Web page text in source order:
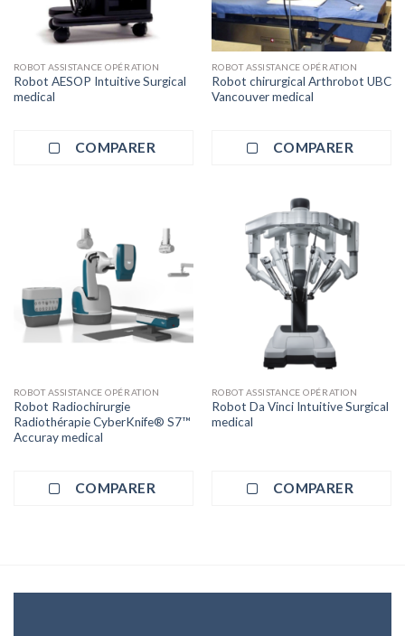
ROBOT ASSISTANCE OPÉRATION
Robot AESOP Intuitive Surgical
medical
COMPARER
ROBOT ASSISTANCE OPÉRATION
Robot chirurgical Arthrobot UBC
Vancouver medical
COMPARER
ROBOT ASSISTANCE OPÉRATION
Robot Radiochirurgie
Radiothérapie CyberKnife® S7™
Accuray medical
COMPARER
ROBOT ASSISTANCE OPÉRATION
Robot Da Vinci Intuitive Surgical
medical
COMPARER